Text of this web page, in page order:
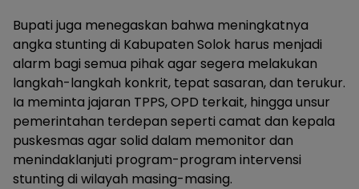
Bupati juga menegaskan bahwa meningkatnya
angka stunting di Kabupaten Solok harus menjadi
alarm bagi semua pihak agar segera melakukan
langkah-langkah konkrit, tepat sasaran, dan terukur.
Ia meminta jajaran TPPS, OPD terkait, hingga unsur
pemerintahan terdepan seperti camat dan kepala
puskesmas agar solid dalam memonitor dan
menindaklanjuti program-program intervensi
stunting di wilayah masing-masing.